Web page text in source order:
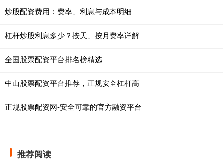
炒股配资费用：费率、利息与成本明细
杠杆炒股利息多少？按天、按月费率详解
全国股票配资平台排名榜精选
中山股票配资平台推荐，正规安全杠杆高
正规股票配资网-安全可靠的官方融资平台
推荐阅读